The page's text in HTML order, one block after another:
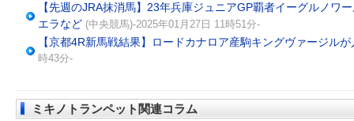
【先週のJRA抹消馬】23年兵庫ジュニアGP覇者イーグルノワ
エラなど (中央競馬)-2025年01月27日 11時51分-
【京都4R新馬戦結果】ロードカナロア産駒キングヴァージル
時43分-
ミキノトランペット関連コラム